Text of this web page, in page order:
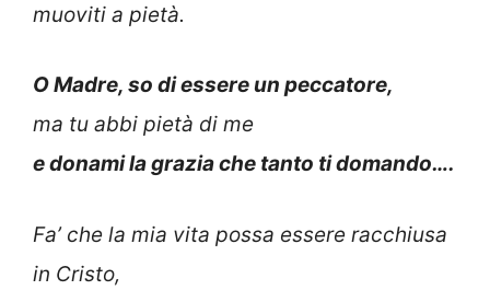
muoviti a pietà.
O Madre, so di essere un peccatore,
ma tu abbi pietà di me
e donami la grazia che tanto ti domando….
Fa’ che la mia vita possa essere racchiusa
in Cristo,